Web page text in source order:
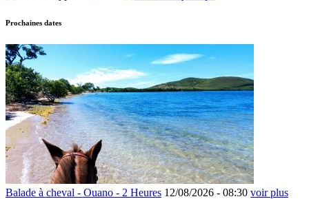
Prochaines dates
Balade à cheval - Ouano - 2 Heures 12/08/2026 - 08:30 voir plus